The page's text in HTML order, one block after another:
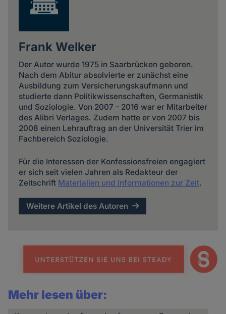
Frank Welker
Der Autor wurde 1975 in Saarbrücken geboren.
Nach dem Abitur absolvierte er zunächst eine
Ausbildung zum Versicherungskaufmann und
studierte dann Politikwissenschaften, Germanistik
und Soziologie. Von 2007 - 2016 war er Mitarbeiter
des Alibri Verlages. Zudem hatte er von 2007 bis
2008 einen Lehrauftrag an der Universität Trier im
Fachbereich Soziologie.
Für die Interessen der Konfessionsfreien engagiert
er sich seit vielen Jahren als Redakteur der
Zeitschrift Materialien und Informationen zur Zeit.
Weitere Artikel des Autoren
Mehr lesen über: